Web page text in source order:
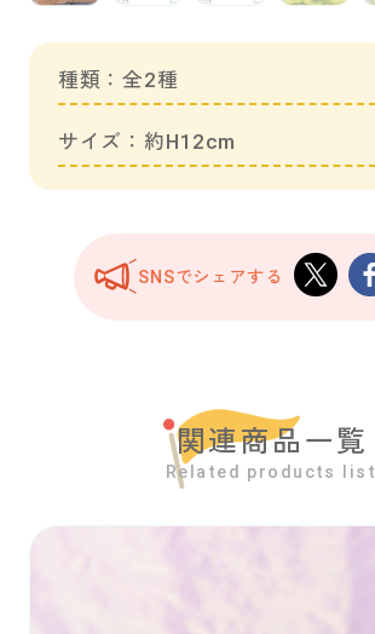
種類：全2種
サイズ：約H12cm
SNSでシェアする
関連商品一覧
Related products list